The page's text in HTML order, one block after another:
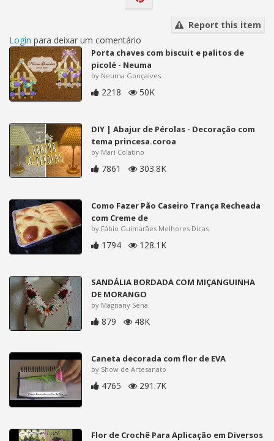
Report this item
Login para deixar um comentário
Porta chaves com biscuit e palitos de
picolé - Neuma
by Neuma Gonçalves
2218 50K
DIY | Abajur de Pérolas - Decoração com
tema princesa.coroa
by Mari Colatino
7861 303.8K
Como Fazer Pão Caseiro Trança Recheada
com Creme de
by Fábio Guimarães Melhores Dicas
1794 128.1K
SANDÁLIA BORDADA COM MIÇANGUINHA
DE MORANGO
by Magnany Sena
879 48K
Caneta decorada com flor de EVA
by Show de Artesanato
4765 291.7K
Flor de Crochê Para Aplicação em Diversos